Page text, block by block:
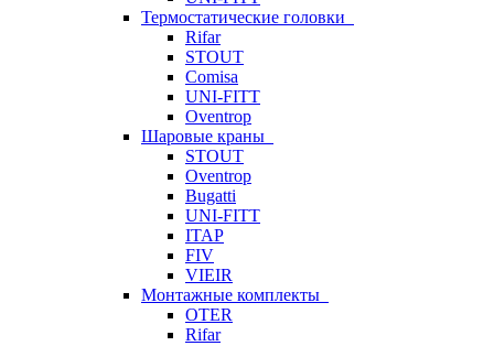
Термостатические головки
Rifar
STOUT
Comisa
UNI-FITT
Oventrop
Шаровые краны
STOUT
Oventrop
Bugatti
UNI-FITT
ITAP
FIV
VIEIR
Монтажные комплекты
OTER
Rifar